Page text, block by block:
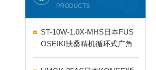
PRODUCTS
ST-10W-1.0X-MHS日本FUS
OSEIKI扶桑精机循环式广角
自动喷嘴